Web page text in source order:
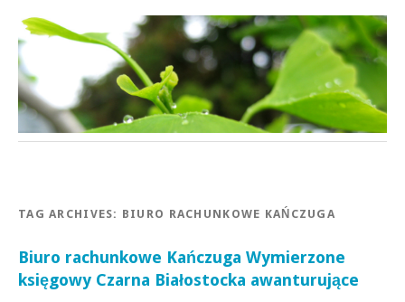
TAG ARCHIVES: BIURO RACHUNKOWE KAŃCZUGA
Biuro rachunkowe Kańczuga Wymierzone
księgowy Czarna Białostocka awanturujące